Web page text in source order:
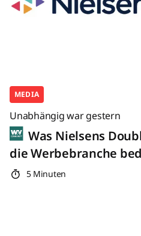
MEDIA
Unabhängig war gestern
Was Nielsens
die Werbebranche
5 Minuten